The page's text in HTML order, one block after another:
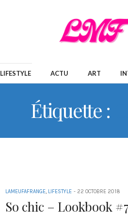
LIFESTYLE ACTU ART
Étiquette :
LAMEUFAFRANGE, LIFESTYLE - 22 OCTOBRE 2018
So chic – Lookbook